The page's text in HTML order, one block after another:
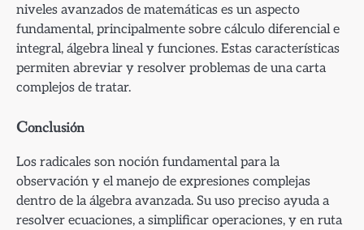
niveles avanzados de matemáticas es un aspecto
fundamental, principalmente sobre cálculo diferencial e
integral, álgebra lineal y funciones. Estas características
permiten abreviar y resolver problemas de una carta
complejos de tratar.
Conclusión
Los radicales son noción fundamental para la
observación y el manejo de expresiones complejas
dentro de la álgebra avanzada. Su uso preciso ayuda a
resolver ecuaciones, a simplificar operaciones, y en ruta